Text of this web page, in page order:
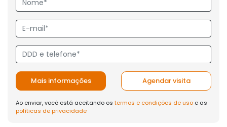
Mais informações Agendar visita
Ao enviar, você está aceitando os termos e condições de uso e as
políticas de privacidade